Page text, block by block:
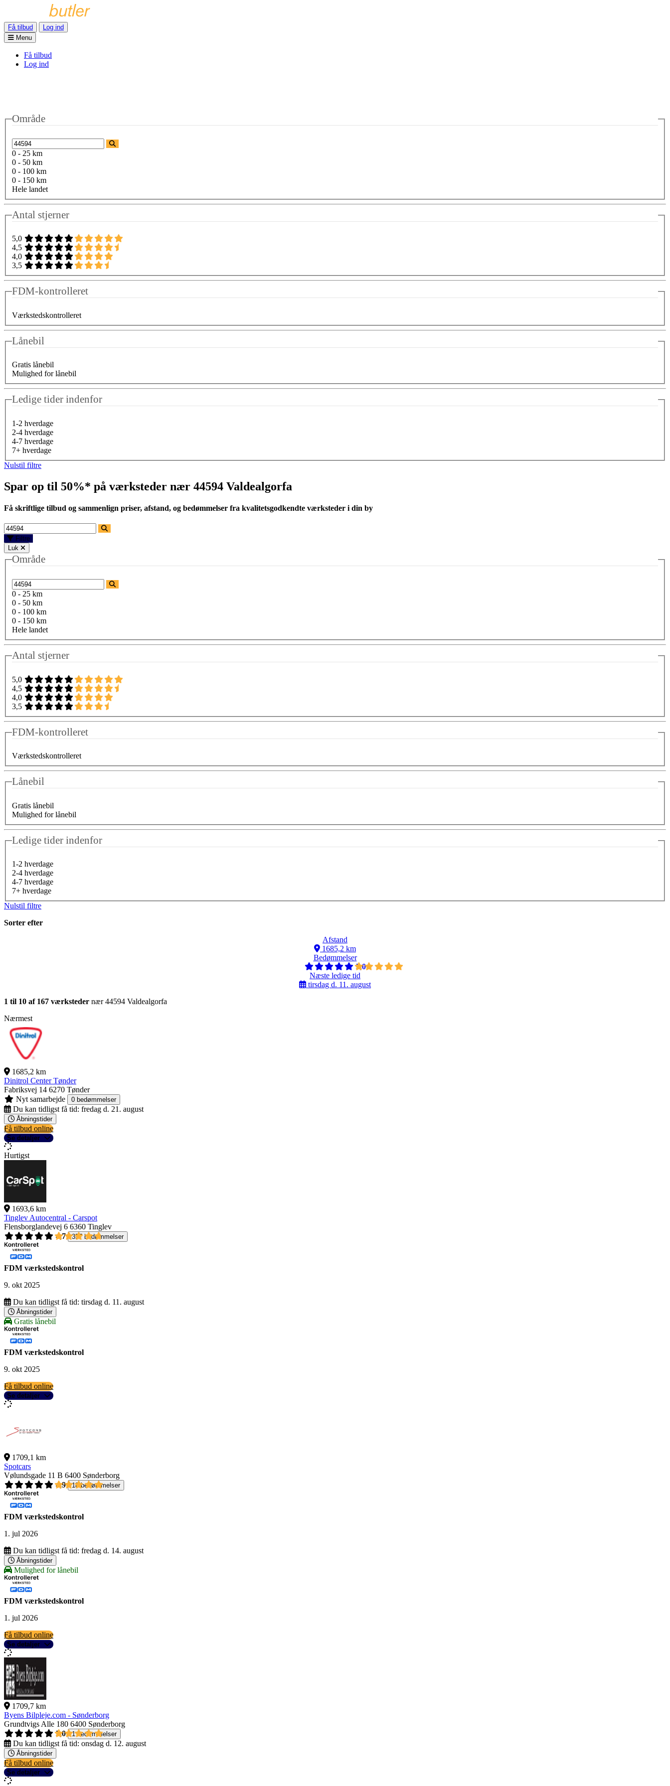
Få tilbud
Log ind
Menu
Få tilbud
Log ind
Område
0 - 25 km
0 - 50 km
0 - 100 km
0 - 150 km
Hele landet
Antal stjerner
5,0
4,5
4,0
3,5
FDM-kontrolleret
Værkstedskontrolleret
Lånebil
Gratis lånebil
Mulighed for lånebil
Ledige tider indenfor
1-2 hverdage
2-4 hverdage
4-7 hverdage
7+ hverdage
Nulstil filtre
Spar op til 50%* på værksteder nær 44594 Valdealgorfa
Få skriftlige tilbud og sammenlign priser, afstand, og bedømmelser fra kvalitetsgodkendte værksteder i din by
Filtre
Luk
Område
0 - 25 km
0 - 50 km
0 - 100 km
0 - 150 km
Hele landet
Antal stjerner
5,0
4,5
4,0
3,5
FDM-kontrolleret
Værkstedskontrolleret
Lånebil
Gratis lånebil
Mulighed for lånebil
Ledige tider indenfor
1-2 hverdage
2-4 hverdage
4-7 hverdage
7+ hverdage
Nulstil filtre
Sorter efter
Afstand
1685,2 km
Bedømmelser
5,0
Næste ledige tid
tirsdag d. 11. august
1 til 10 af 167 værksteder nær 44594 Valdealgorfa
Nærmest
1685,2 km
Dinitrol Center Tønder
Fabriksvej 14 6270 Tønder
Nyt samarbejde
0 bedømmelser
Du kan tidligst få tid: fredag d. 21. august
Åbningstider
Få tilbud online
Se detaljer
Hurtigst
1693,6 km
Tinglev Autocentral - Carspot
Flensborglandevej 6 6360 Tinglev
4,7
357 bedømmelser
FDM værkstedskontrol
9. okt 2025
Du kan tidligst få tid: tirsdag d. 11. august
Åbningstider
Gratis lånebil
FDM værkstedskontrol
9. okt 2025
Få tilbud online
Se detaljer
1709,1 km
Spotcars
Vølundsgade 11 B 6400 Sønderborg
4,9
18 bedømmelser
FDM værkstedskontrol
1. jul 2026
Du kan tidligst få tid: fredag d. 14. august
Åbningstider
Mulighed for lånebil
FDM værkstedskontrol
1. jul 2026
Få tilbud online
Se detaljer
1709,7 km
Byens Bilpleje.com - Sønderborg
Grundtvigs Alle 180 6400 Sønderborg
5,0
1 bedømmelser
Du kan tidligst få tid: onsdag d. 12. august
Åbningstider
Få tilbud online
Se detaljer